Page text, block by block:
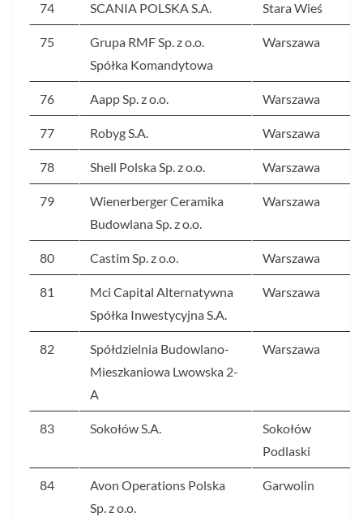
74 SCANIA POLSKA S.A. Stara Wieś
75
Grupa RMF Sp. z o.o.
Spółka Komandytowa
Warszawa
76 Aapp Sp. z o.o. Warszawa
77 Robyg S.A. Warszawa
78 Shell Polska Sp. z o.o. Warszawa
79
Wienerberger Ceramika
Budowlana Sp. z o.o.
Warszawa
80 Castim Sp. z o.o. Warszawa
81
Mci Capital Alternatywna
Spółka Inwestycyjna S.A.
Warszawa
82
Spółdzielnia Budowlano-
Mieszkaniowa Lwowska 2-
A
Warszawa
83 Sokołów S.A.
Sokołów
Podlaski
84
Avon Operations Polska
Sp. z o.o.
Garwolin